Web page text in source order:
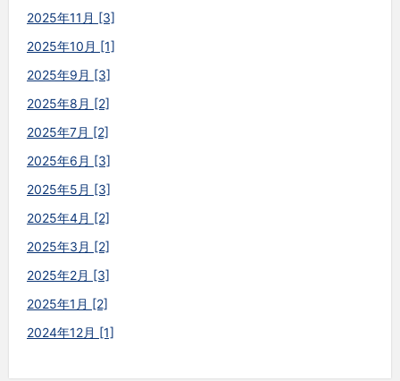
2025年11月 [3]
2025年10月 [1]
2025年9月 [3]
2025年8月 [2]
2025年7月 [2]
2025年6月 [3]
2025年5月 [3]
2025年4月 [2]
2025年3月 [2]
2025年2月 [3]
2025年1月 [2]
2024年12月 [1]